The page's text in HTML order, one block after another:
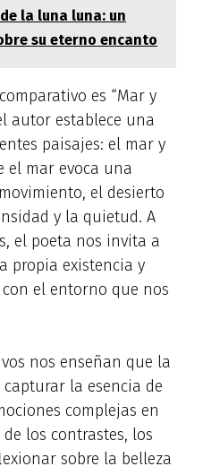
la luna luna: un
su eterno encanto
es “Mar y
autor establece una
paisajes: el mar y
el mar evoca una
el desierto
y la quietud. A
el poeta nos invita a
propia existencia y
el entorno que nos
nos enseñan que la
la esencia de
complejas en
los contrastes, los
sobre la belleza